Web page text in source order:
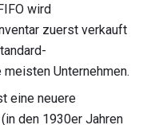
wird
zuerst verkauft
Unternehmen.
eine neuere
den 1930er Jahren